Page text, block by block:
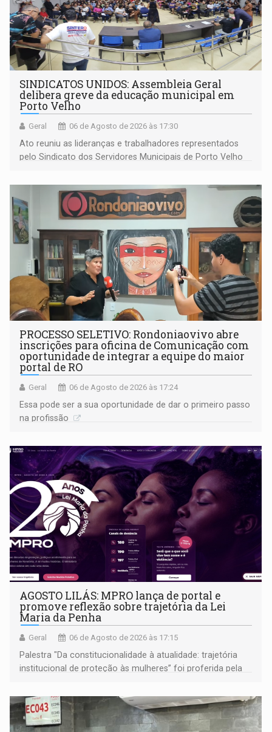
SINDICATOS UNIDOS: Assembleia Geral
delibera greve da educação municipal em
Porto Velho
Geral 06 de Agosto de 2026 às 17:30
Ato reuniu as lideranças e trabalhadores representados
pelo Sindicato dos Servidores Municipais de Porto Velho
PROCESSO SELETIVO: Rondoniaovivo abre
inscrições para oficina de Comunicação com
oportunidade de integrar a equipe do maior
portal de RO
Geral 06 de Agosto de 2026 às 17:24
Essa pode ser a sua oportunidade de dar o primeiro passo
na profissão
AGOSTO LILÁS: MPRO lança de portal e
promove reflexão sobre trajetória da Lei
Maria da Penha
Geral 06 de Agosto de 2026 às 17:15
Palestra "Da constitucionalidade à atualidade: trajetória
institucional de proteção às mulheres” foi proferida pela
Goiás